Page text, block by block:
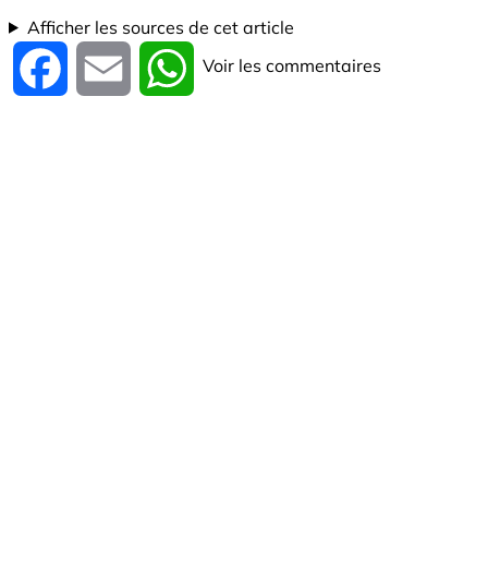
Afficher les sources de cet article
Facebook Email WhatsApp
Voir les commentaires